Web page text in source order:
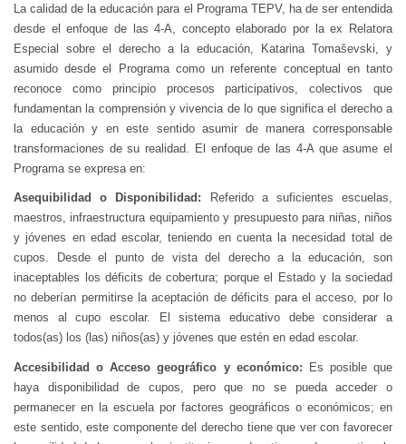
La calidad de la educación para el Programa TEPV, ha de ser entendida
desde el enfoque de las 4-A, concepto elaborado por la ex Relatora
Especial sobre el derecho a la educación, Katarina Tomaševski, y
asumido desde el Programa como un referente conceptual en tanto
reconoce como principio procesos participativos, colectivos que
fundamentan la comprensión y vivencia de lo que significa el derecho a
la educación y en este sentido asumir de manera corresponsable
transformaciones de su realidad. El enfoque de las 4-A que asume el
Programa se expresa en:
Asequibilidad o Disponibilidad: Referido a suficientes escuelas,
maestros, infraestructura equipamiento y presupuesto para niñas, niños
y jóvenes en edad escolar, teniendo en cuenta la necesidad total de
cupos. Desde el punto de vista del derecho a la educación, son
inaceptables los déficits de cobertura; porque el Estado y la sociedad
no deberían permitirse la aceptación de déficits para el acceso, por lo
menos al cupo escolar. El sistema educativo debe considerar a
todos(as) los (las) niños(as) y jóvenes que estén en edad escolar.
Accesibilidad o Acceso geográfico y económico: Es posible que
haya disponibilidad de cupos, pero que no se pueda acceder o
permanecer en la escuela por factores geográficos o económicos; en
este sentido, este componente del derecho tiene que ver con favorecer